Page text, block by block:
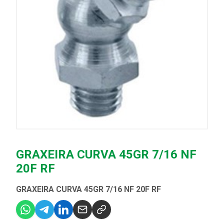
GRAXEIRA CURVA 45GR 7/16 NF
20F RF
GRAXEIRA CURVA 45GR 7/16 NF 20F RF